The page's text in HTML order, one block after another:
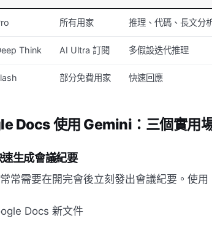
所有用家 推理、代碼、長文分
Think AI Ultra 訂閱 多假設迭代推理
部分免費用家 快速回應
Docs 使用 Gemini：三個實用
生成會議紀要
常需要在開完會後立刻發出會議紀要。使用
Docs 新文件